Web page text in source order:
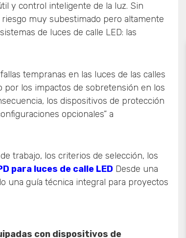
y control inteligente de la luz. Sin
muy subestimado pero altamente
de luces de calle LED: las
tempranas en las luces de las calles
por los impactos de sobretensión en los
los dispositivos de protección
opcionales” a
trabajo, los criterios de selección, los
para luces de calle LED Desde una
una guía técnica integral para proyectos
con dispositivos de